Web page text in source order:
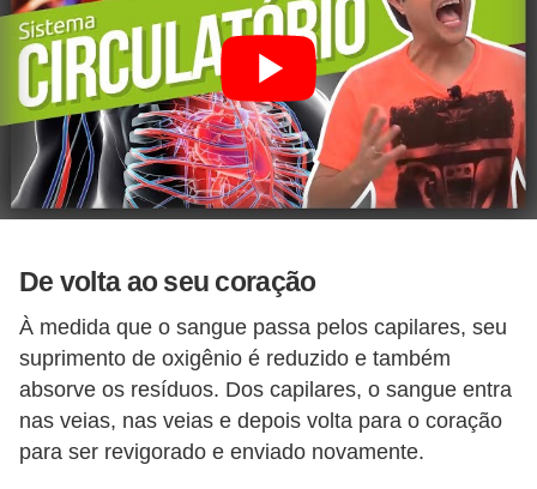
De volta ao seu coração
À medida que o sangue passa pelos capilares, seu
suprimento de oxigênio é reduzido e também
absorve os resíduos. Dos capilares, o sangue entra
nas veias, nas veias e depois volta para o coração
para ser revigorado e enviado novamente.
v
e
s
t
i
b
r
P
r
o